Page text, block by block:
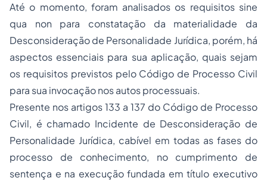
Até o momento, foram analisados os requisitos sine
qua non para constatação da materialidade da
Desconsideração de Personalidade Jurídica, porém, há
aspectos essenciais para sua aplicação, quais sejam
os requisitos previstos pelo Código de Processo Civil
para sua invocação nos autos processuais.
Presente nos artigos 133 a 137 do Código de Processo
Civil, é chamado Incidente de Desconsideração de
Personalidade Jurídica, cabível em todas as fases do
processo de conhecimento, no cumprimento de
sentença e na execução fundada em título executivo